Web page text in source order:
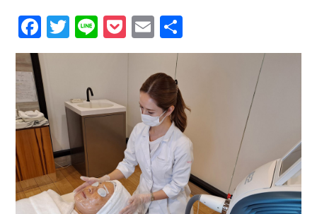
Facebook
Twitter
LinePocket
Email